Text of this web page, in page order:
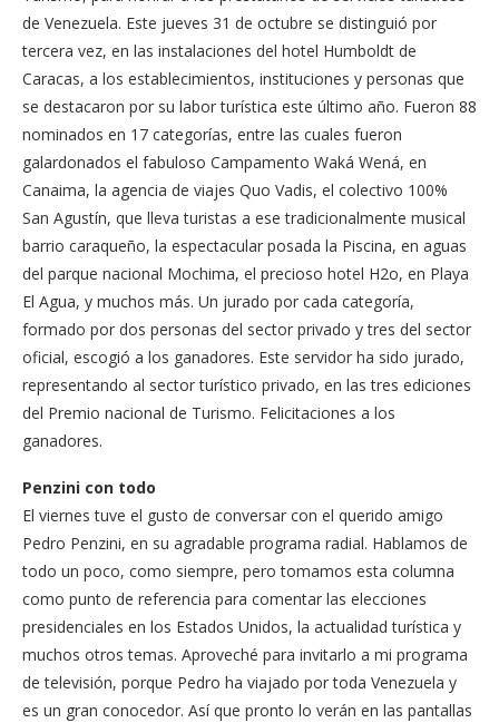
de Venezuela. Este jueves 31 de octubre se distinguió por
tercera vez, en las instalaciones del hotel Humboldt de
Caracas, a los establecimientos, instituciones y personas que
se destacaron por su labor turística este último año. Fueron 88
nominados en 17 categorías, entre las cuales fueron
galardonados el fabuloso Campamento Waká Wená, en
Canaima, la agencia de viajes Quo Vadis, el colectivo 100%
San Agustín, que lleva turistas a ese tradicionalmente musical
barrio caraqueño, la espectacular posada la Piscina, en aguas
del parque nacional Mochima, el precioso hotel H2o, en Playa
El Agua, y muchos más. Un jurado por cada categoría,
formado por dos personas del sector privado y tres del sector
oficial, escogió a los ganadores. Este servidor ha sido jurado,
representando al sector turístico privado, en las tres ediciones
del Premio nacional de Turismo. Felicitaciones a los
ganadores.
Penzini con todo
El viernes tuve el gusto de conversar con el querido amigo
Pedro Penzini, en su agradable programa radial. Hablamos de
todo un poco, como siempre, pero tomamos esta columna
como punto de referencia para comentar las elecciones
presidenciales en los Estados Unidos, la actualidad turística y
muchos otros temas. Aproveché para invitarlo a mi programa
de televisión, porque Pedro ha viajado por toda Venezuela y
es un gran conocedor. Así que pronto lo verán en las pantallas